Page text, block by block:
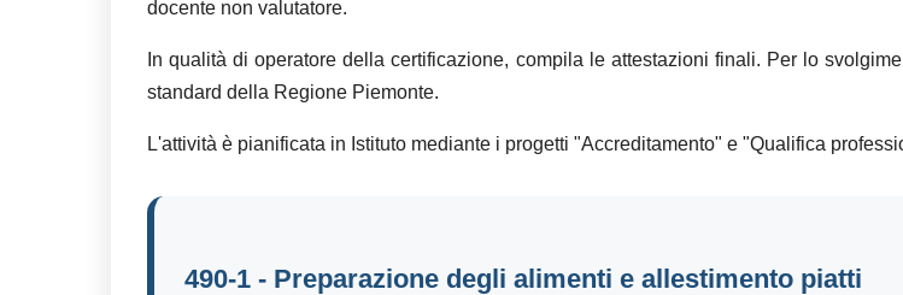
docente non valutatore.
In qualità di operatore della certificazione, compila le attestazioni finali. Per lo
standard della Regione Piemonte.
L'attività è pianificata in Istituto mediante i progetti "Accreditamento" e "Qualifica
490-1 - Preparazione degli alimenti e allestimento piatti